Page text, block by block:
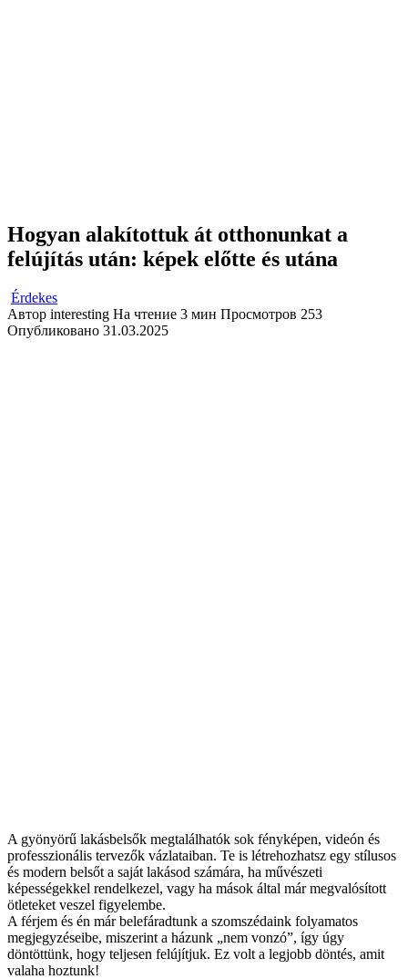
Hogyan alakítottuk át otthonunkat a
felújítás után: képek előtte és utána
Érdekes
Автор interesting На чтение 3 мин Просмотров 253
Опубликовано 31.03.2025
A gyönyörű lakásbelsők megtalálhatók sok fényképen, videón és
professzionális tervezők vázlataiban. Te is létrehozhatsz egy stílusos
és modern belsőt a saját lakásod számára, ha művészeti
képességekkel rendelkezel, vagy ha mások által már megvalósított
ötleteket veszel figyelembe.
A férjem és én már belefáradtunk a szomszédaink folyamatos
megjegyzéseibe, miszerint a házunk „nem vonzó”, így úgy
döntöttünk, hogy teljesen felújítjuk. Ez volt a legjobb döntés, amit
valaha hoztunk!